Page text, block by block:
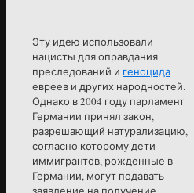
Эту идею использовали
нацисты для оправдания
преследований и геноцида
евреев и других народностей.
Однако в 2004 году парламент
Германии принял закон,
разрешающий натурализацию,
согласно которому дети
иммигрантов, рожденные в
Германии, могут подавать